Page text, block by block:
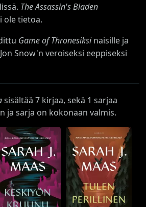
The Assassin's Bladen
ole tietoa.
Game of Thronesiksinaisille ja
Snow'n veroiseksi eeppiseksi
sisältää 7 kirjaa, sekä 1 sarjaa
ja sarja on kokonaan valmis.